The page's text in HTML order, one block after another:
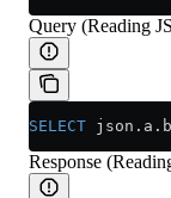
Query (Reading
SELECT json . a
Response